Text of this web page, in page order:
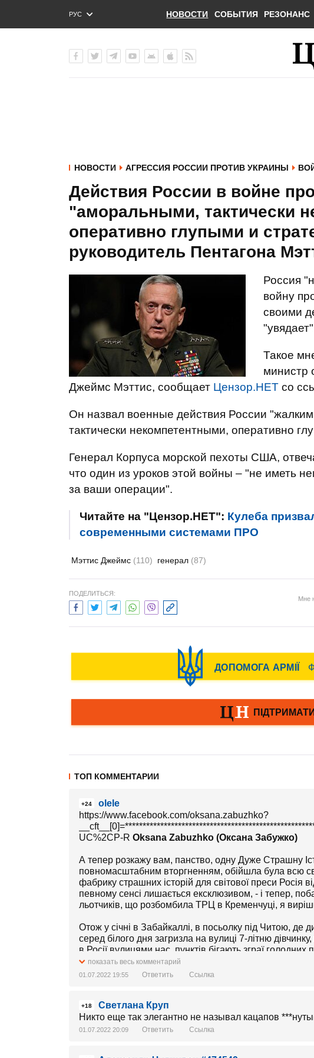
РУС
ENG
НОВОСТИ СОБЫТИЯ РЕЗОНАНС
НОВОСТИ АГРЕССИЯ РОССИИ ПРОТИВ УКРАИНЫ
Действия России в войне
"аморальными, тактически
оперативно глупыми и
руководитель Пентагона
Россия
войну
своими
Такое
министр
Джеймс Мэттис, сообщает Цензор.НЕТ со
Он назвал военные действия России
тактически некомпетентными, оперативно
Генерал Корпуса морской пехоты США,
что один из уроков этой войны – "не иметь
за ваши операции".
Читайте на "Цензор.НЕТ": Кулеба
современными системами ПРО
Мэттис Джеймс (110) генерал (87)
ПОДЕЛИТЬСЯ:
Мне
ТОП КОММЕНТАРИИ
+24
olele
https://www.facebook.com/oksana.zabuzhko?
UC%2CP-R Oksana Zabuzhko (Оксана Забужко)
А тепер розкажу вам, панство, одну Дуже Страшну
повномасштабним вторгненням, обійшла була всю
фабрику страшних історій для світової преси Росія
певному сенсі лишається ексклюзивом, - і тепер,
льотчиків, що розбомбила ТРЦ в Кременчуці, я
Отож у січні в Забайкаллі, в посьолку під Читою, де
серед білого дня загризла на вулиці 7-літню
в Росії вулицями нас. пунктів бігають зграї
перехожого, - це само по собі мальовничо й багато
"визволяти". Але найцікавіші тут не собаки, і не
"вид лихой и придурковатьій". (Зрештою, який іще
Сирии" і якому взагалі краще б вмерти, а ще краще
показать весь комментарий
01.07.2022 19:55 Ответить Ссылка
+18
Светлана Круп
Никто еще так элегантно не называл кацапов
01.07.2022 20:09 Ответить Ссылка